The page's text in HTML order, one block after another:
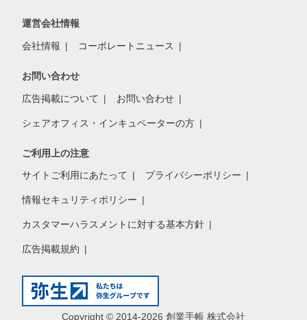
運営会社情報
会社情報 コーポレートニュース
お問い合わせ
広告掲載について お問い合わせ
シェアオフィス・インキュベーターの方
ご利用上の注意
サイトご利用にあたって プライバシーポリシー
情報セキュリティポリシー
カスタマーハラスメントに対する基本方針
広告掲載規約
Copyright © 2014-2026 創業手帳 株式会社